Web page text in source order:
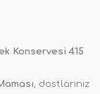
Konservesi 415
, dostlarınız